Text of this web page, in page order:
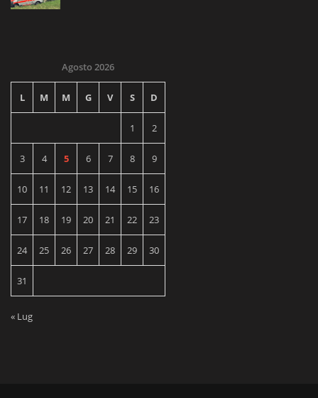
Agosto 2026
L M M G V S D
1 2
3 4 5 6 7 8 9
10 11 12 13 14 15 16
17 18 19 20 21 22 23
24 25 26 27 28 29 30
31
« Lug